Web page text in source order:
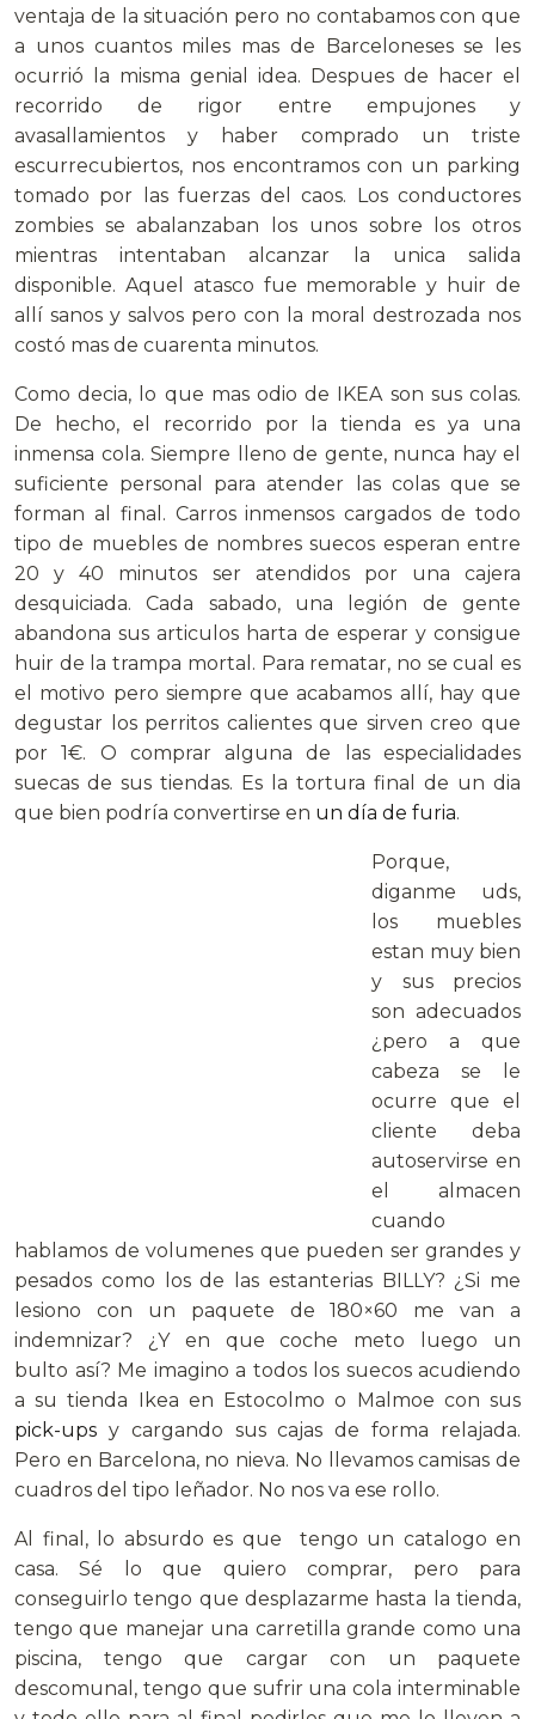
ventaja de la situación pero no contabamos con que
a unos cuantos miles mas de Barceloneses se les
ocurrió la misma genial idea. Despues de hacer el
recorrido de rigor entre empujones y
avasallamientos y haber comprado un triste
escurrecubiertos, nos encontramos con un parking
tomado por las fuerzas del caos. Los conductores
zombies se abalanzaban los unos sobre los otros
mientras intentaban alcanzar la unica salida
disponible. Aquel atasco fue memorable y huir de
allí sanos y salvos pero con la moral destrozada nos
costó mas de cuarenta minutos.
Como decia, lo que mas odio de IKEA son sus colas.
De hecho, el recorrido por la tienda es ya una
inmensa cola. Siempre lleno de gente, nunca hay el
suficiente personal para atender las colas que se
forman al final. Carros inmensos cargados de todo
tipo de muebles de nombres suecos esperan entre
20 y 40 minutos ser atendidos por una cajera
desquiciada. Cada sabado, una legión de gente
abandona sus articulos harta de esperar y consigue
huir de la trampa mortal. Para rematar, no se cual es
el motivo pero siempre que acabamos allí, hay que
degustar los perritos calientes que sirven creo que
por 1€. O comprar alguna de las especialidades
suecas de sus tiendas. Es la tortura final de un dia
que bien podría convertirse en un día de furia.
Porque,
diganme uds,
los muebles
estan muy bien
y sus precios
son adecuados
¿pero a que
cabeza se le
ocurre que el
cliente deba
autoservirse en
el almacen
cuando
hablamos de volumenes que pueden ser grandes y
pesados como los de las estanterias BILLY? ¿Si me
lesiono con un paquete de 180×60 me van a
indemnizar? ¿Y en que coche meto luego un
bulto así? Me imagino a todos los suecos acudiendo
a su tienda Ikea en Estocolmo o Malmoe con sus
pick-ups y cargando sus cajas de forma relajada.
Pero en Barcelona, no nieva. No llevamos camisas de
cuadros del tipo leñador. No nos va ese rollo.
Al final, lo absurdo es que tengo un catalogo en
casa. Sé lo que quiero comprar, pero para
conseguirlo tengo que desplazarme hasta la tienda,
tengo que manejar una carretilla grande como una
piscina, tengo que cargar con un paquete
descomunal, tengo que sufrir una cola interminable